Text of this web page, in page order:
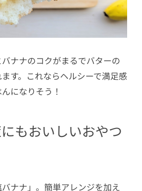
ナナのコクがまるでバターの
す。これならヘルシーで満足感
になりそう！
もおいしいおやつ
ナナ」。簡単アレンジを加え